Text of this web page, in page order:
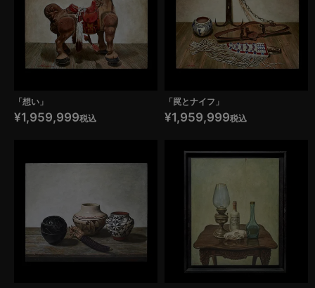
「想い」
¥1,959,999税込
「罠とナイフ」
¥1,959,999税込